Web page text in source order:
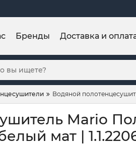
Бренды Доставка и
Водяной
Mario
мат |